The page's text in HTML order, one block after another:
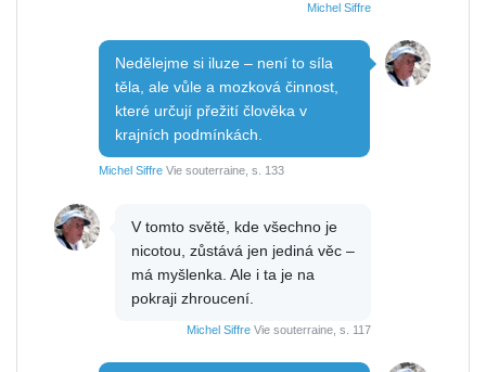
Michel Siffre
Nedělejme si iluze – není to síla
těla, ale vůle a mozková činnost,
které určují přežití člověka v
krajních podmínkách.
Michel Siffre Vie souterraine, s. 133
V tomto světě, kde všechno je
nicotou, zůstává jen jediná věc –
má myšlenka. Ale i ta je na
pokraji zhroucení.
Michel Siffre Vie souterraine, s. 117